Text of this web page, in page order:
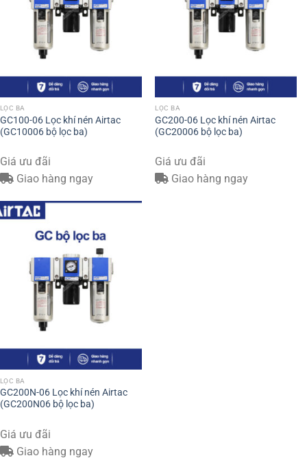
LỌC BA
GC100-06 Lọc khí nén Airtac
(GC10006 bộ lọc ba)
Giá ưu đãi
Giao hàng ngay
LỌC BA
GC200-06 Lọc khí nén Airtac
(GC20006 bộ lọc ba)
Giá ưu đãi
Giao hàng ngay
LỌC BA
GC200N-06 Lọc khí nén Airtac
(GC200N06 bộ lọc ba)
Giá ưu đãi
Giao hàng ngay